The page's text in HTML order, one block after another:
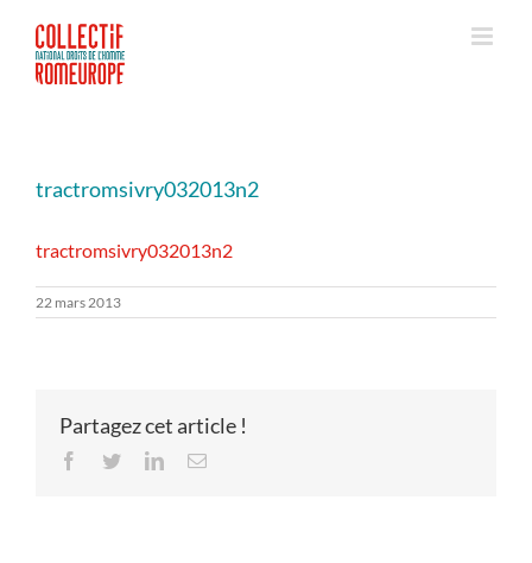
contenu
tractromsivry032013n2
tractromsivry032013n2
22 mars 2013
Partagez cet article !
Facebook
TwitterLinkedInEmail